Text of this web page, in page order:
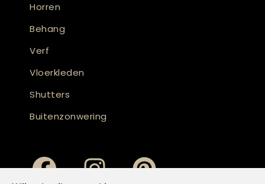
Horren
Behang
Verf
Vloerkleden
Shutters
Buitenzonwering